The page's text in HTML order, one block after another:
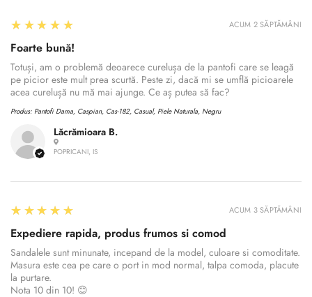
Lăcrămioara B.
POPRICANI, IS
5
★★★★★
Foarte bună!
Totuși, am o problemă deoarece curelușa de la pantofi care se leagă
pe picior este mult prea scurtă. Peste zi, dacă mi se umflă picioarele
acea curelușă nu mă mai ajunge. Ce aș putea să fac?
Produs: Pantofi Dama, Caspian, Cas-182, Casual, Piele Naturala, Negru
ACUM 2 SĂPTĂMÂNI
5
★★★★★
Expediere rapida, produs frumos si comod
Sandalele sunt minunate, incepand de la model, culoare si comoditate.
Masura este cea pe care o port in mod normal, talpa comoda, placute
la purtare.
Nota 10 din 10! 😊
ACUM 3 SĂPTĂMÂNI